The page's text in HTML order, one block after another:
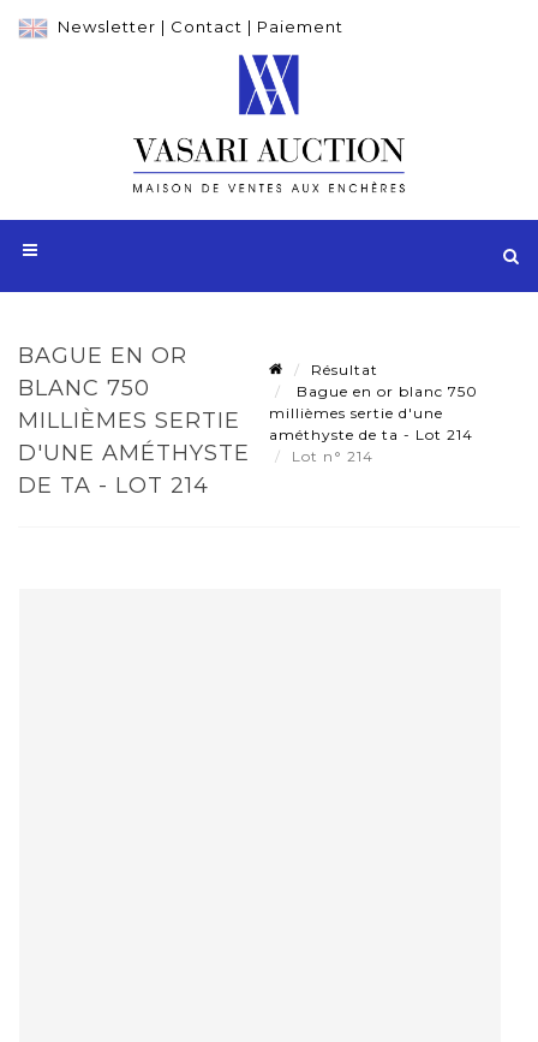
Newsletter | Contact | Paiement
BAGUE EN OR
BLANC 750
MILLIÈMES SERTIE
D'UNE AMÉTHYSTE
DE TA - LOT 214
Résultat
Bague en or blanc 750
millièmes sertie d'une
améthyste de ta - Lot 214
Lot n° 214